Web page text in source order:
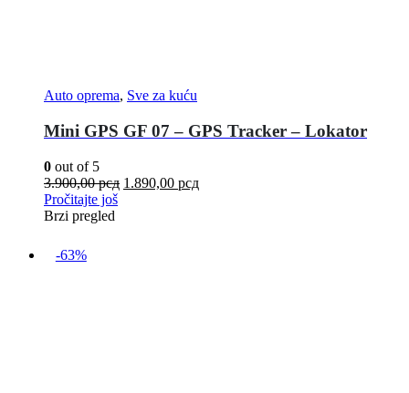
Auto oprema, Sve za kuću
Mini GPS GF 07 – GPS Tracker – Lokator
0 out of 5
3.900,00рсд 1.890,00 рсд
Pročitajte još
Brzi pregled
-63%